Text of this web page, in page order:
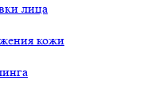
лица
кожи